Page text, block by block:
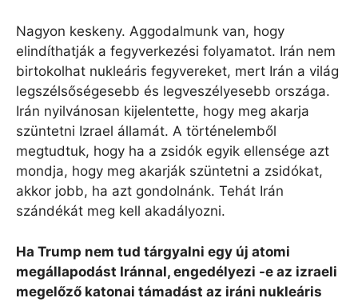
Nagyon keskeny. Aggodalmunk van, hogy
elindíthatják a fegyverkezési folyamatot. Irán nem
birtokolhat nukleáris fegyvereket, mert Irán a világ
legszélsőségesebb és legveszélyesebb országa.
Irán nyilvánosan kijelentette, hogy meg akarja
szüntetni Izrael államát. A történelemből
megtudtuk, hogy ha a zsidók egyik ellensége azt
mondja, hogy meg akarják szüntetni a zsidókat,
akkor jobb, ha azt gondolnánk. Tehát Irán
szándékát meg kell akadályozni.
Ha Trump nem tud tárgyalni egy új atomi
megállapodást Iránnal, engedélyezi -e az izraeli
megelőző katonai támadást az iráni nukleáris